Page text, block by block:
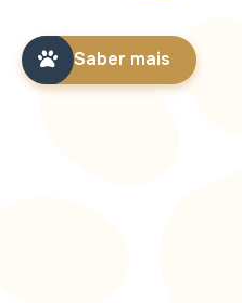
Saber mais